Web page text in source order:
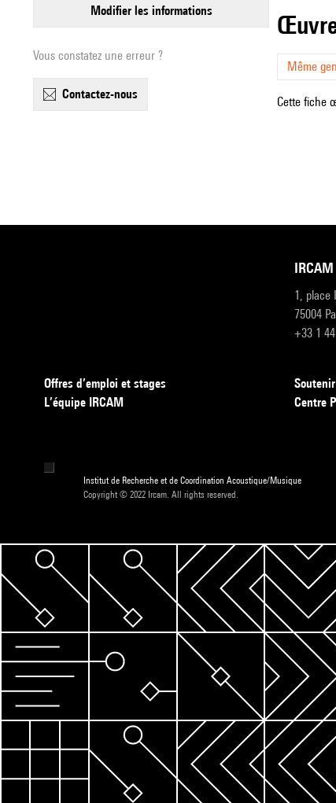
modifier les informations
Vous constatez une erreur ?
contactez-nous
Même
Cette fiche
IRCAM
1, place
75004
+33 1
Offres d’emploi et stages
L’équipe IRCAM
Centre
Institut de Recherche et de Coordination Acoustique/Musique
Copyright © 2022 Ircam. All rights reserved.